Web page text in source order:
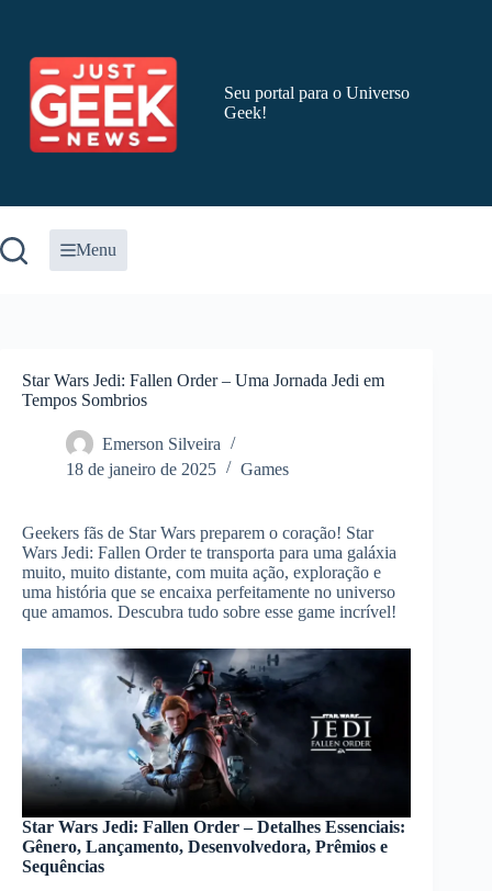
conteúdo
Seu portal para o Universo
Geek!
Menu
Star Wars Jedi: Fallen Order – Uma Jornada Jedi em
Tempos Sombrios
Emerson Silveira
18 de janeiro de 2025
Games
Geekers fãs de Star Wars preparem o coração! Star
Wars Jedi: Fallen Order te transporta para uma galáxia
muito, muito distante, com muita ação, exploração e
uma história que se encaixa perfeitamente no universo
que amamos. Descubra tudo sobre esse game incrível!
Star Wars Jedi: Fallen Order – Detalhes Essenciais:
Gênero, Lançamento, Desenvolvedora, Prêmios e
Sequências